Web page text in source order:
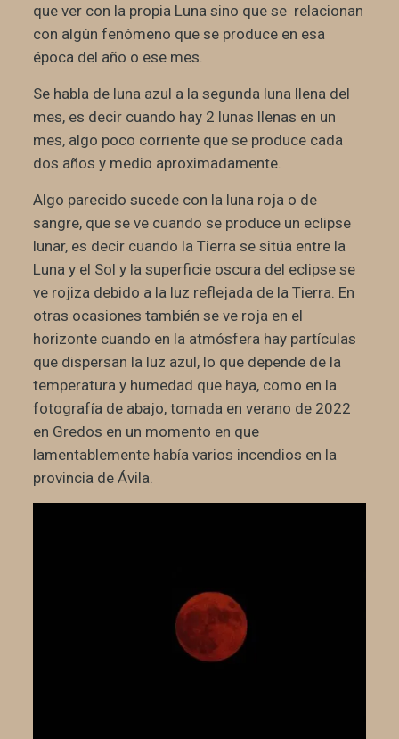
que ver con la propia Luna sino que se relacionan
con algún fenómeno que se produce en esa
época del año o ese mes.
Se habla de luna azul a la segunda luna llena del
mes, es decir cuando hay 2 lunas llenas en un
mes, algo poco corriente que se produce cada
dos años y medio aproximadamente.
Algo parecido sucede con la luna roja o de
sangre, que se ve cuando se produce un eclipse
lunar, es decir cuando la Tierra se sitúa entre la
Luna y el Sol y la superficie oscura del eclipse se
ve rojiza debido a la luz reflejada de la Tierra. En
otras ocasiones también se ve roja en el
horizonte cuando en la atmósfera hay partículas
que dispersan la luz azul, lo que depende de la
temperatura y humedad que haya, como en la
fotografía de abajo, tomada en verano de 2022
en Gredos en un momento en que
lamentablemente había varios incendios en la
provincia de Ávila.